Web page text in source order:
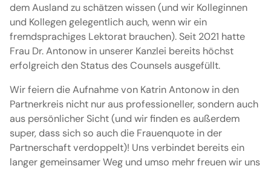
dem Ausland zu schätzen wissen (und wir Kolleginnen
und Kollegen gelegentlich auch, wenn wir ein
fremdsprachiges Lektorat brauchen). Seit 2021 hatte
Frau Dr. Antonow in unserer Kanzlei bereits höchst
erfolgreich den Status des Counsels ausgefüllt.
Wir feiern die Aufnahme von Katrin Antonow in den
Partnerkreis nicht nur aus professioneller, sondern auch
aus persönlicher Sicht (und wir finden es außerdem
super, dass sich so auch die Frauenquote in der
Partnerschaft verdoppelt)! Uns verbindet bereits ein
langer gemeinsamer Weg und umso mehr freuen wir uns